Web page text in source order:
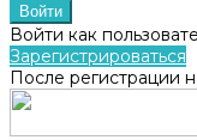
Войти как
Зарегистрироваться
После регистрации